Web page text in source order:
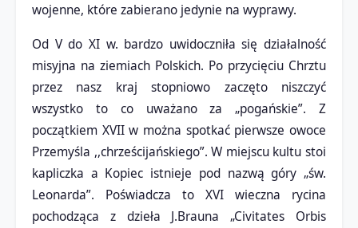
wojenne, które zabierano jedynie na wyprawy.
Od V do XI w. bardzo uwidoczniła się działalność
misyjna na ziemiach Polskich. Po przycięciu Chrztu
przez nasz kraj stopniowo zaczęto niszczyć
wszystko to co uważano za „pogańskie”. Z
początkiem XVII w można spotkać pierwsze owoce
Przemyśla ,,chrześcijańskiego”. W miejscu kultu stoi
kapliczka a Kopiec istnieje pod nazwą góry „św.
Leonarda”. Poświadcza to XVI wieczna rycina
pochodząca z dzieła J.Brauna „Civitates Orbis